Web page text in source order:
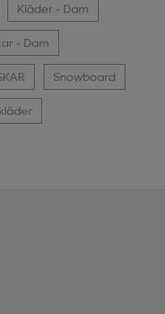
Kläder - Dam
- Dam
Snowboard